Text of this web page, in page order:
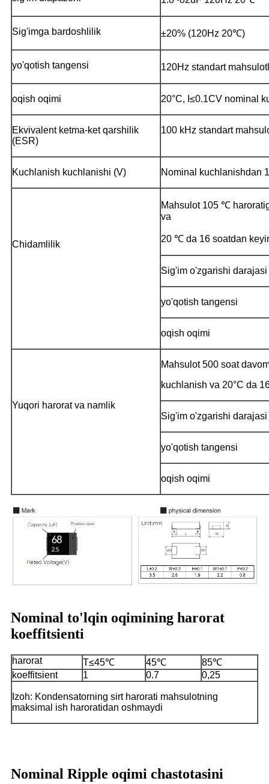
Sig'imga bardoshlilik ±20% (120Hz 20℃)
yo'qotish tangensi 120Hz standart
oqish oqimi 20°C, I≤0.1CV nominal
Ekvivalent ketma-ket qarshilik
(ESR)
100 kHz standart
Kuchlanish kuchlanishi (V) Nominal kuchlanishdan
Chidamlilik
Mahsulot 105 ℃
va
20 ℃ da 16 soatdan
Sig'im o'zgarishi darajasi
yo'qotish tangensi
oqish oqimi
Yuqori harorat va namlik
Mahsulot 500 soat
kuchlanish va 20°C da
Sig'im o'zgarishi darajasi
yo'qotish tangensi
oqish oqimi
Nominal to'lqin oqimining harorat
koeffitsienti
harorat T≤45℃ 45℃
85℃
koeffitsient
1 0.7 0,25
Izoh: Kondensatorning sirt harorati mahsulotning
maksimal ish haroratidan oshmaydi
Nominal Ripple oqimi chastotasini